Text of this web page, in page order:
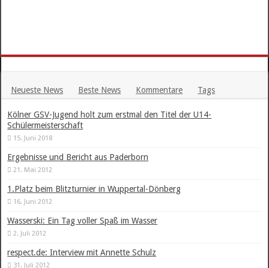
Neueste News Beste News Kommentare Tags
Kölner GSV-Jugend holt zum erstmal den Titel der U14-
Schülermeisterschaft
15. Juni 2018
Ergebnisse und Bericht aus Paderborn
21. Mai 2012
1.Platz beim Blitzturnier in Wuppertal-Dönberg
16. Juni 2012
Wasserski: Ein Tag voller Spaß im Wasser
2. Juli 2012
respect.de: Interview mit Annette Schulz
31. Juli 2012